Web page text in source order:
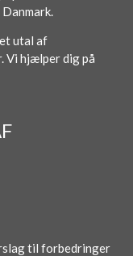
utal af
Vi hjælper dig på
til forbedringer